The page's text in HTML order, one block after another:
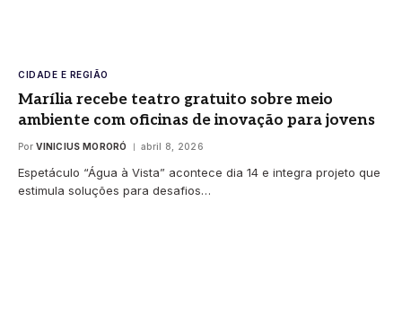
CIDADE E REGIÃO
Marília recebe teatro gratuito sobre meio
ambiente com oficinas de inovação para jovens
Por VINICIUS MORORÓ abril 8, 2026
Espetáculo “Água à Vista” acontece dia 14 e integra projeto que
estimula soluções para desafios…